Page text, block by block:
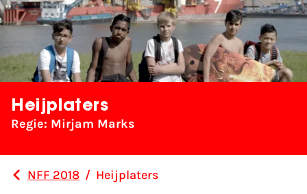
Heijplaters
Regie: Mirjam Marks
NFF 2018 / Heijplaters